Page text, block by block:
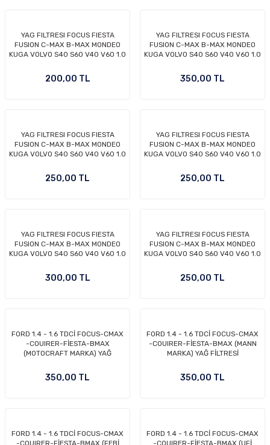
YAG FILTRESI FOCUS FIESTA
FUSION C-MAX B-MAX MONDEO
KUGA VOLVO S40 S60 V40 V60 1.0
ECOBOOST 95- BENZİNLİ
MODELLER İÇİN KISA TİP FİLTRE
200,00 TL
YAG FILTRESI FOCUS FIESTA
FUSION C-MAX B-MAX MONDEO
KUGA VOLVO S40 S60 V40 V60 1.0
ECOBOOST 95- BENZİNLİ
MODELLER İÇİN KISA TİP FİLTRE
350,00 TL
YAG FILTRESI FOCUS FIESTA
FUSION C-MAX B-MAX MONDEO
KUGA VOLVO S40 S60 V40 V60 1.0
ECOBOOST 95- BENZİNLİ
MODELLER İÇİN KISA TİP FİLTRE
250,00 TL
YAG FILTRESI FOCUS FIESTA
FUSION C-MAX B-MAX MONDEO
KUGA VOLVO S40 S60 V40 V60 1.0
ECOBOOST 95- BENZİNLİ
MODELLER İÇİN KISA TİP FİLTRE
250,00 TL
YAG FILTRESI FOCUS FIESTA
FUSION C-MAX B-MAX MONDEO
KUGA VOLVO S40 S60 V40 V60 1.0
ECOBOOST 95- BENZİNLİ
MODELLER İÇİN KISA TİP FİLTRE
300,00 TL
YAG FILTRESI FOCUS FIESTA
FUSION C-MAX B-MAX MONDEO
KUGA VOLVO S40 S60 V40 V60 1.0
ECOBOOST 95- BENZİNLİ
MODELLER İÇİN KISA TİP FİLTRE
250,00 TL
FORD 1.4 - 1.6 TDCİ FOCUS-CMAX
-COUIRER-FİESTA-BMAX
(MOTOCRAFT MARKA) YAĞ
350,00 TL
FORD 1.4 - 1.6 TDCİ FOCUS-CMAX
-COUIRER-FİESTA-BMAX (MANN
MARKA) YAĞ FİLTRESİ
350,00 TL
FORD 1.4 - 1.6 TDCİ FOCUS-CMAX
-COUIRER-FİESTA-BMAX (FEBİ
FORD 1.4 - 1.6 TDCİ FOCUS-CMAX
-COUIRER-FİESTA-BMAX (UFİ